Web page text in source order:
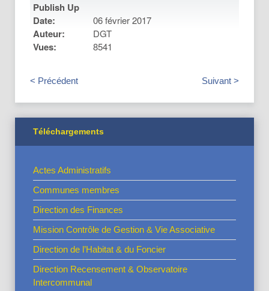
Publish Up
Date:
06 février 2017
Auteur: DGT
Vues: 8541
< Précédent Suivant >
Téléchargements
Actes Administratifs
Communes membres
Direction des Finances
Mission Contrôle de Gestion & Vie Associative
Direction de l’Habitat & du Foncier
Direction Recensement & Observatoire
Intercommunal